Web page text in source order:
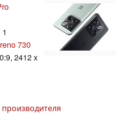
730
2412 x
производителя